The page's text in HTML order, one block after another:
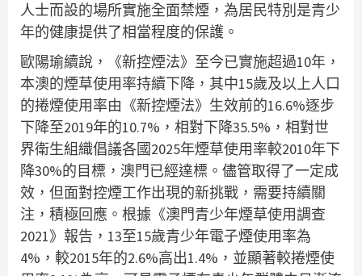
人士而設的場所實施全面禁煙，為居民特別是青少
年的健康提供了相當程度的保護。
歐陽瑜續說，《新控煙法》至今已實施超過10年，
本澳的煙草使用率持續下降，其中15歲及以上人口
的捲煙使用率由《新控煙法》生效前的16.6%逐步
下降至2019年的10.7%，相對下降35.5%，相對世
界衛生組織倡議各國2025年煙草使用率較2010年下
降30%的目標，澳門已經達標。儘管取得了一定成
效，但面對控煙工作出現的新挑戰，需要持續關
注，積極回應。根據《澳門青少年煙草使用調查
2021》報告，13至15歲青少年電子煙使用率為
4%，較2015年的2.6%高出1.4%，並顯著較捲煙使